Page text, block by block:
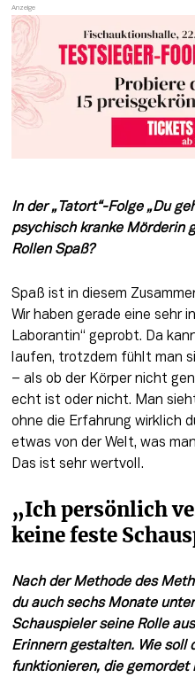
In der „Tatort“-Folge „Du
psychisch kranke Mörderin
Rollen Spaß?
Spaß ist in diesem
Wir haben gerade eine sehr
Laborantin“ geprobt. Da
laufen, trotzdem fühlt man
– als ob der Körper nicht
echt ist oder nicht. Man
ohne die Erfahrung wirklich
etwas von der Welt, was
Das ist sehr wertvoll.
„Ich persönlich
keine feste
Nach der Methode des
du auch sechs Monate
Schauspieler seine Rolle
Erinnern gestalten. Wie soll
funktionieren, die gemordet